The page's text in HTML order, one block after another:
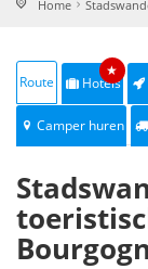
Home
Route Hotels
★
Camper huren